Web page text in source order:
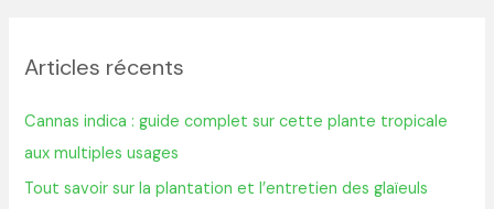
e
c
h
e
Articles récents
Cannas indica : guide complet sur cette plante tropicale
aux multiples usages
Tout savoir sur la plantation et l’entretien des glaïeuls